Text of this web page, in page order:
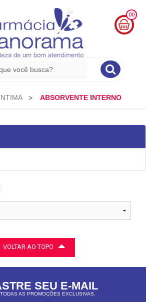
00
0,00
ABSORVENTE INTERNO
VOLTAR AO TOPO
SEU E-MAIL
AS PROMOÇÕES EXCLUSIVAS.